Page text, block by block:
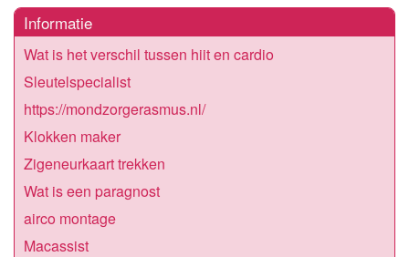
Informatie
Wat is het verschil tussen hiit en cardio
Sleutelspecialist
https://mondzorgerasmus.nl/
Klokken maker
Zigeneurkaart trekken
Wat is een paragnost
airco montage
Macassist